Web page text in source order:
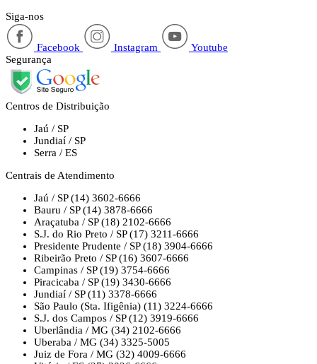
Siga-nos
Facebook Instagram
Youtube
Segurança
Centros de Distribuição
Jaú / SP
Jundiaí / SP
Serra / ES
Centrais de Atendimento
Jaú / SP (14) 3602-6666
Bauru / SP (14) 3878-6666
Araçatuba / SP (18) 2102-6666
S.J. do Rio Preto / SP (17) 3211-6666
Presidente Prudente / SP (18) 3904-6666
Ribeirão Preto / SP (16) 3607-6666
Campinas / SP (19) 3754-6666
Piracicaba / SP (19) 3430-6666
Jundiaí / SP (11) 3378-6666
São Paulo (Sta. Ifigênia) (11) 3224-6666
S.J. dos Campos / SP (12) 3919-6666
Uberlândia / MG (34) 2102-6666
Uberaba / MG (34) 3325-5005
Juiz de Fora / MG (32) 4009-6666